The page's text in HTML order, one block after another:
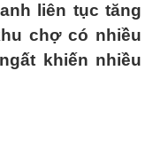
liên tục tăng
chợ có nhiều
khiến nhiều